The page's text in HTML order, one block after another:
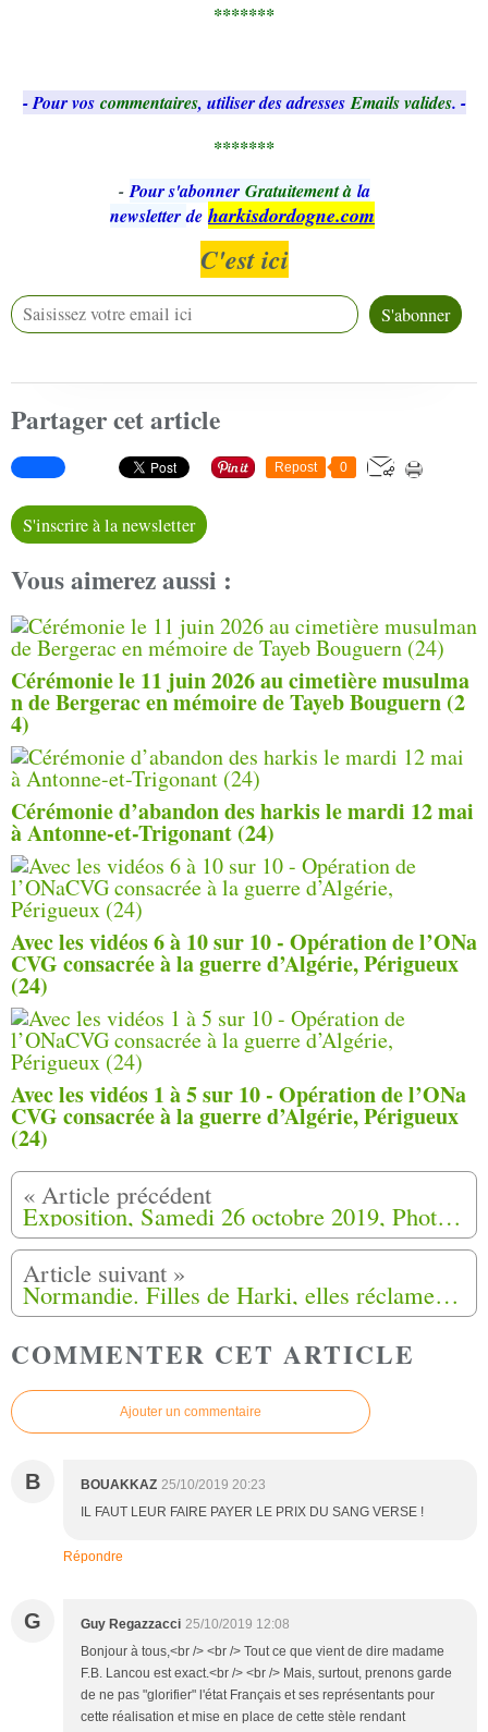
*******
- Pour vos commentaires, utiliser des adressesEmails valides. -
*******
- Pour s'abonner Gratuitement à la
newsletter de harkisdordogne.com
C'est ici
Partager cet article
Repost 0
S'inscrire à la newsletter
Vous aimerez aussi :
Cérémonie le 11 juin 2026 au cimetière musulma
n de Bergerac en mémoire de Tayeb Bouguern (2
4)
Cérémonie d’abandon des harkis le mardi 12 mai
à Antonne-et-Trigonant (24)
Avec les vidéos 6 à 10 sur 10 - Opération de l’ONa
CVG consacrée à la guerre d’Algérie, Périgueux
(24)
Avec les vidéos 1 à 5 sur 10 - Opération de l’ONa
CVG consacrée à la guerre d’Algérie, Périgueux
(24)
Exposition, Samedi 26 octobre 2019, Photos d'Elisa Cornu (Traces) de la démolition du camp du Logis d'Anne à Jouques (13)
Normandie. Filles de Harki, elles réclament 800 000 € à l’État : leur demande est rejetée
COMMENTER CET ARTICLE
Ajouter un commentaire
B BOUAKKAZ 25/10/2019 20:23
IL FAUT LEUR FAIRE PAYER LE PRIX DU SANG VERSE !
Répondre
G Guy Regazzacci 25/10/2019 12:08
Bonjour à tous,<br /> <br /> Tout ce que vient de dire madame
F.B. Lancou est exact.<br /> <br /> Mais, surtout, prenons garde
de ne pas "glorifier" l'état Français et ses représentants pour
cette réalisation et mise en place de cette stèle rendant